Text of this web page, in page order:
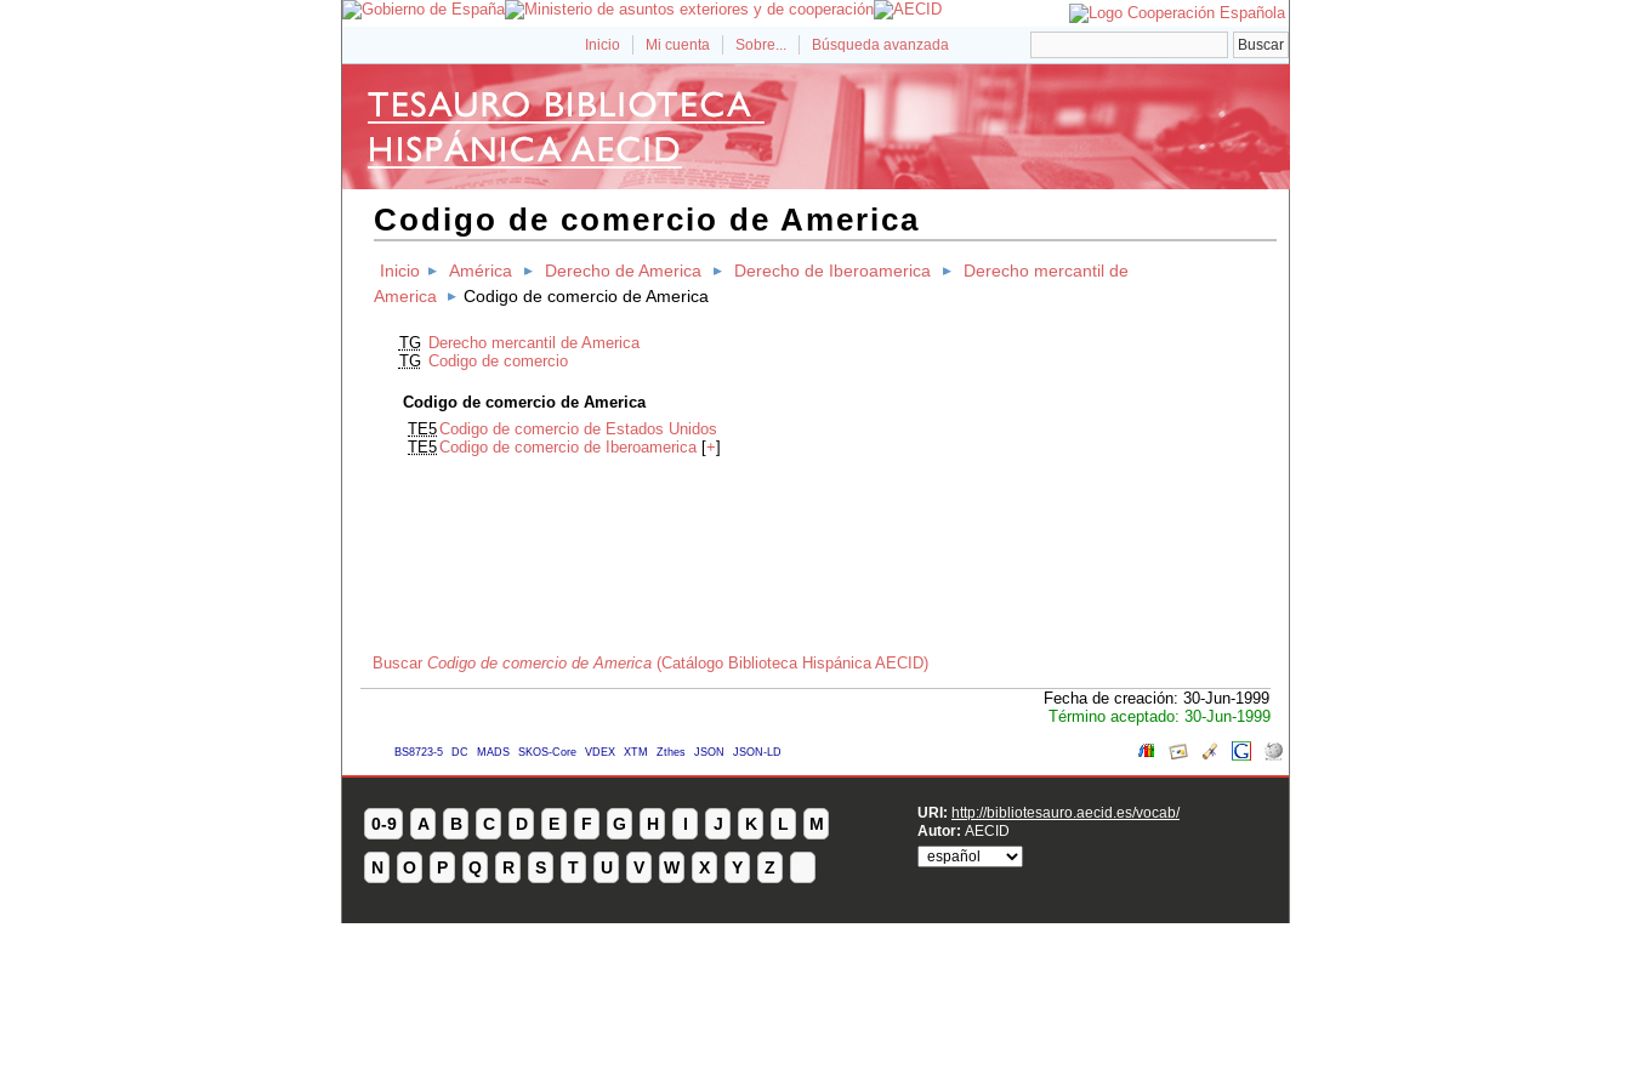
Inicio Mi cuenta Sobre... Búsqueda avanzada
Codigo de comercio de America
Inicio América Derecho de America Derecho de Iberoamerica
Derecho mercantil de
America
Codigo de comercio de America
TG Derecho mercantil de America
TG Codigo de comercio
Codigo de comercio de America
TE5Codigo de comercio de Estados Unidos
TE5Codigo de comercio de Iberoamerica [+]
Buscar Codigo de comercio de America (Catálogo Biblioteca Hispánica AECID)
Fecha de creación: 30-Jun-1999
Término aceptado: 30-Jun-1999
BS8723-5 DC MADS SKOS-Core VDEX XTM Zthes JSON JSON-LD
0-9 A B C D E F G H I J K L M
N O P Q R S T U V W X Y Z
URI: http://bibliotesauro.aecid.es/vocab/
Autor: AECID